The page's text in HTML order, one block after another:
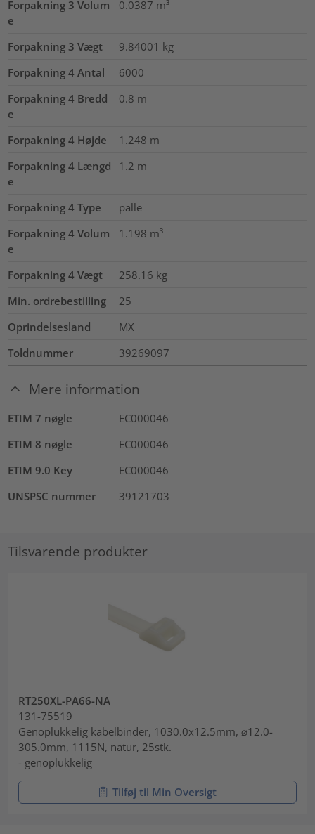
Forpakning 3 Volum
e
0.0387 m³
Forpakning 3 Vægt 9.84001 kg
Forpakning 4 Antal
6000
Forpakning 4 Bredd
e
0.8 m
Forpakning 4 Højde 1.248 m
Forpakning 4 Længd
e
1.2 m
Forpakning 4 Type
palle
Forpakning 4 Volum
e
1.198 m³
Forpakning 4 Vægt 258.16 kg
Min. ordrebestilling
25
Oprindelsesland
MX
Toldnummer
39269097
Mere information
ETIM 7 nøgle
EC000046
ETIM 8 nøgle
EC000046
ETIM 9.0 Key
EC000046
UNSPSC nummer
39121703
Tilsvarende produkter
RT250XL-PA66-NA
131-75519
Genoplukkelig kabelbinder, 1030.0x12.5mm, ⌀12.0-
305.0mm, 1115N, natur, 25stk.
- genoplukkelig
Tilføj til Min Oversigt